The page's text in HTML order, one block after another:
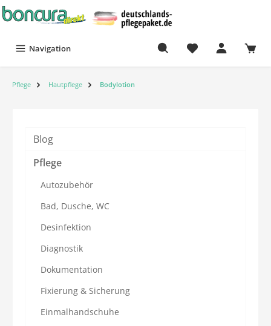
Navigation
Pflege Hautpflege Bodylotion
Blog
Pflege
Autozubehör
Bad, Dusche, WC
Desinfektion
Diagnostik
Dokumentation
Fixierung & Sicherung
Einmalhandschuhe